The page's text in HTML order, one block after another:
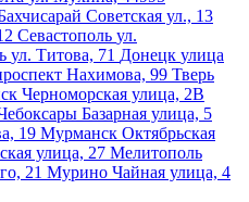
Советская ул., 13
Севастополь ул.
ул. Титова, 71 Донецк улица
Нахимова, 99 Тверь
Черноморская улица, 2В
Базарная улица, 5
19 Мурманск Октябрьская
улица, 27 Мелитополь
21 Мурино Чайная улица, 4